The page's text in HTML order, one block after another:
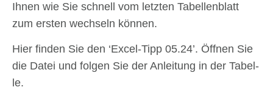
Ihnen wie Sie schnell vom letz­ten Tabel­len­blatt
zum ersten wech­seln kön­nen.
Hier fin­den Sie den ‘Excel-Tipp 05.24’. Öff­nen Sie
die Datei und fol­gen Sie der Anlei­tung in der Tabel­
le.